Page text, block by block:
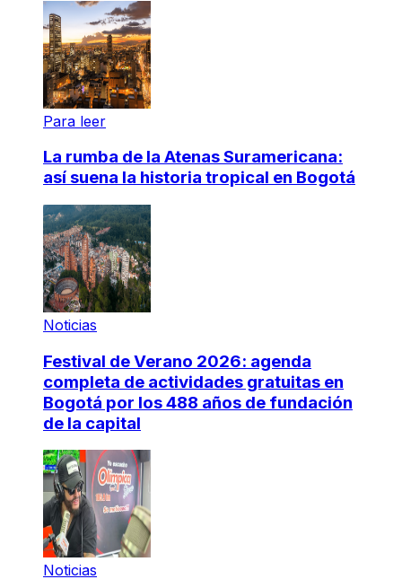
Para leer
La rumba de la Atenas Suramericana:
así suena la historia tropical en Bogotá
Noticias
Festival de Verano 2026: agenda
completa de actividades gratuitas en
Bogotá por los 488 años de fundación
de la capital
Noticias